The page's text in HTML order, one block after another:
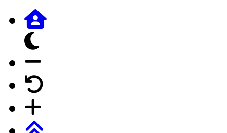
dunkles Design
Schrift auf Forumstandard
Schrift vergrössern